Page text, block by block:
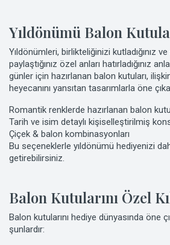
Yıldönümü Balon
Yıldönümleri, birlikteliğinizi kutladığınız
paylaştığınız özel anları hatırladığınız
günler için hazırlanan balon kutuları,
heyecanını yansıtan tasarımlarla öne
Romantik renklerde hazırlanan balon
Tarih ve isim detaylı kişiselleştirilmiş
Çiçek & balon kombinasyonları
Bu seçeneklerle yıldönümü hediyenizi
getirebilirsiniz.
Balon Kutularını Özel
Balon kutularını hediye dünyasında öne
şunlardır: